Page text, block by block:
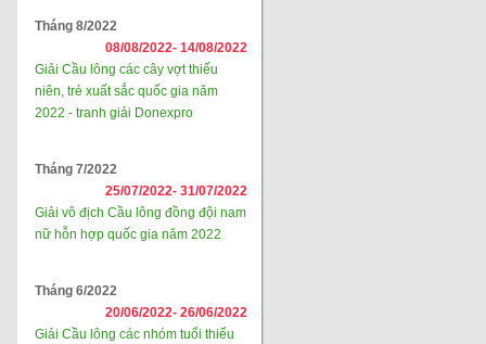
Tháng 8/2022
08/08/2022- 14/08/2022
Giải Cầu lông các cây vợt thiếu
niên, trẻ xuất sắc quốc gia năm
2022 - tranh giải Donexpro
Tháng 7/2022
25/07/2022- 31/07/2022
Giải vô địch Cầu lông đồng đội nam
nữ hỗn hợp quốc gia năm 2022
Tháng 6/2022
20/06/2022- 26/06/2022
Giải Cầu lông các nhóm tuổi thiếu